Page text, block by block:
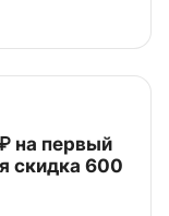
на первый
скидка 600